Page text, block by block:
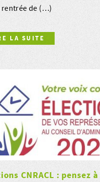
rentrée de (…)
LA SUITE
CNRACL : pensez